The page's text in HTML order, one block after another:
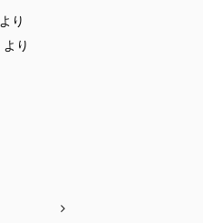
より
より